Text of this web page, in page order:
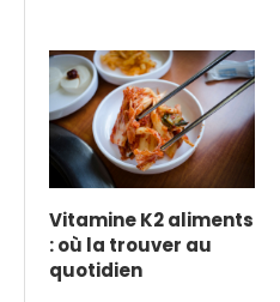
Vitamine K2 aliments
: où la trouver au
quotidien